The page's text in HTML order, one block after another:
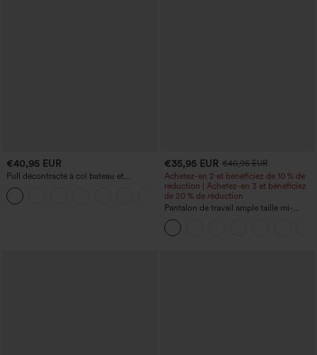
€40,95 EUR
Pull décontracté à col bateau et
manches chauve-souris
+1
€35,95 EUR €40,95 EUR
Achetez-en 2 et bénéficiez de 10 % de
réduction | Achetez-en 3 et bénéficiez
de 20 % de réduction
Pantalon de travail ample taille mi-
haute, coupe « barrel » (jambe en forme
de tonneau) avec poches